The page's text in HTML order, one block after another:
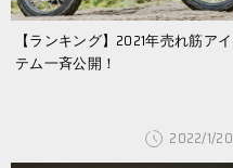
【ランキング】2021年売れ筋アイ
テム一斉公開！
2022/1/20